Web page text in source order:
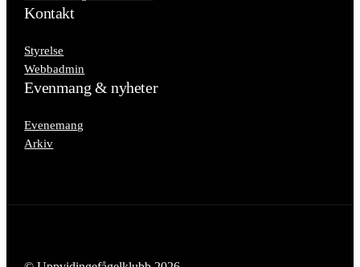
Kontakt
Styrelse
Webbadmin
Evenmang & nyheter
Evenemang
Arkiv